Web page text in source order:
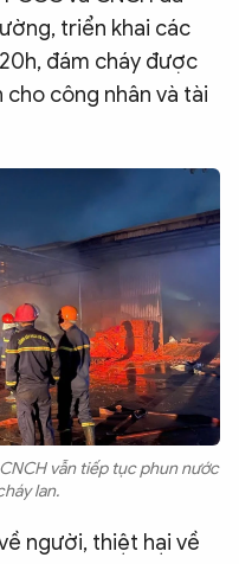
triển khai các
đám cháy được
công nhân và tài
vẫn tiếp tục phun nước
lan.
người, thiệt hại về